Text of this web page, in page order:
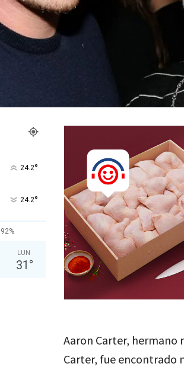
24.2°
24.2°
92%
LUN
31 °
Aaron Carter, hermano
Carter, fue encontrado